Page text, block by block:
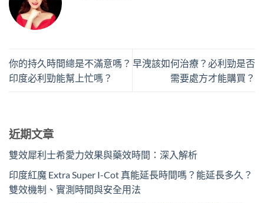
你的持久時間總是不滿意嗎？
印度必利勁能幫上忙嗎？
早洩該如何治療？必利勁是否
需要處方才能購買？
近期文章
雙效犀利士希愛力效果與藥效時間：深入解析
印度紅魔 Extra Super I-Cot 真能延長時間嗎？能延長多久？
雙效機制、實測時間與安全用法